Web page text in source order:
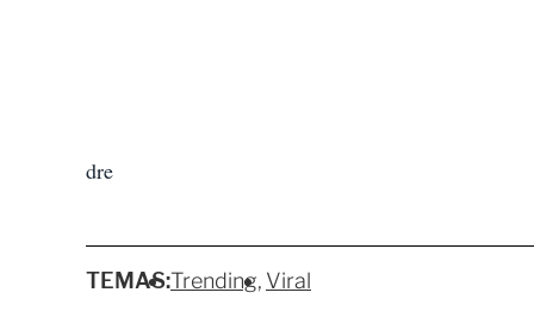
dre
TEMAS:Trending Viral